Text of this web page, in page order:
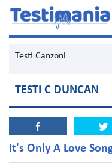
Testi Canzoni
TESTI C DUNCAN
It's Only A Love